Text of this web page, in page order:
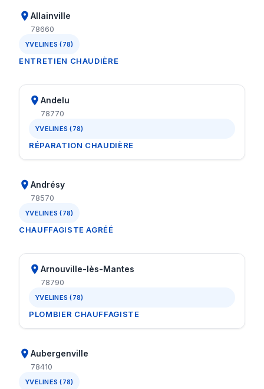
Allainville
78660
YVELINES (78)
ENTRETIEN CHAUDIÈRE
Andelu
78770
YVELINES (78)
RÉPARATION CHAUDIÈRE
Andrésy
78570
YVELINES (78)
CHAUFFAGISTE AGRÉÉ
Arnouville-lès-Mantes
78790
YVELINES (78)
PLOMBIER CHAUFFAGISTE
Aubergenville
78410
YVELINES (78)